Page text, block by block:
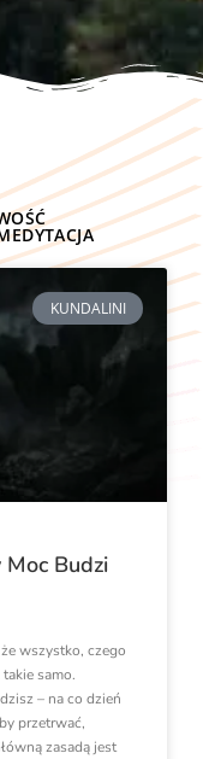
KUNDALINI
Budzi
wszystko, czego
samo.
– na co dzień
przetrwać,
zasadą jest